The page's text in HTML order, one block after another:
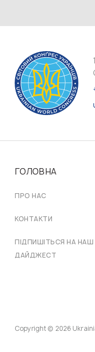
ГОЛОВНА
ПРО НАС
КОНТАКТИ
ПІДПИШІТЬСЯ НА НАШ
ДАЙДЖЕСТ
Copyright © 2026